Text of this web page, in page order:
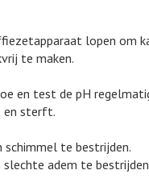
lopen om
te maken.
en test de pH
en sterft.
schimmel te bestrijden.
adem te